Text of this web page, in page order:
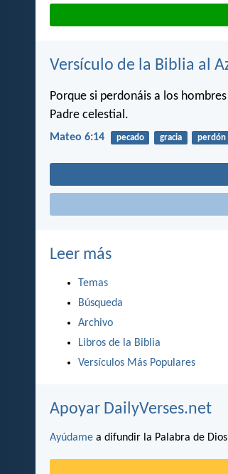
Versículo de la Biblia al
Porque si perdonáis a los
Padre celestial.
Mateo 6:14 pecado gracia perdón
Leer más
Temas
Búsqueda
Archivo
Libros de la Biblia
Versículos Más Populares
Apoyar DailyVerses.net
Ayúdame a difundir la Palabra de